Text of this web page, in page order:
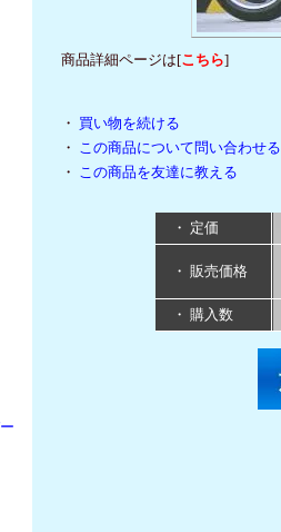
商品詳細ページは[こちら]
・ 買い物を続ける
・ この商品について問い合わせる
・ この商品を友達に教える
・ 定価
・ 販売価格
・ 購入数